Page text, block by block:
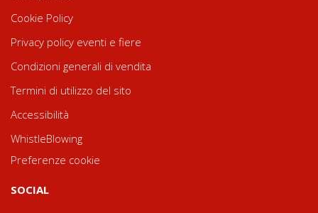
Cookie Policy
Privacy policy eventi e fiere
Condizioni generali di vendita
Termini di utilizzo del sito
Accessibilità
WhistleBlowing
Preferenze cookie
SOCIAL